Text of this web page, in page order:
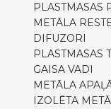
PLASTMASAS
METĀLA
DIFUZORI
PLASTMASAS
GAISA VADI
METĀLA
IZOLĒTA